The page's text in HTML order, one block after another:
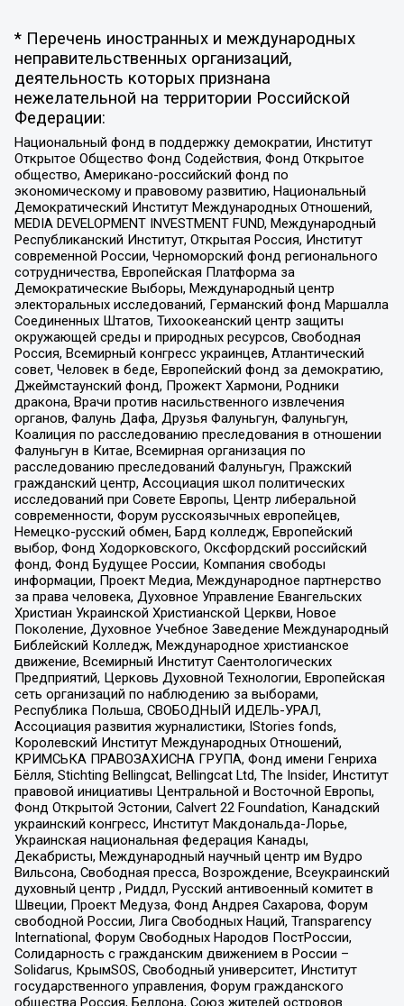
* Перечень иностранных и международных
неправительственных организаций,
деятельность которых признана
нежелательной на территории Российской
Федерации:
Национальный фонд в поддержку демократии, Институт
Открытое Общество Фонд Содействия, Фонд Открытое
общество, Американо-российский фонд по
экономическому и правовому развитию, Национальный
Демократический Институт Международных Отношений,
MEDIA DEVELOPMENT INVESTMENT FUND, Международный
Республиканский Институт, Открытая Россия, Институт
современной России, Черноморский фонд регионального
сотрудничества, Европейская Платформа за
Демократические Выборы, Международный центр
электоральных исследований, Германский фонд Маршалла
Соединенных Штатов, Тихоокеанский центр защиты
окружающей среды и природных ресурсов, Свободная
Россия, Всемирный конгресс украинцев, Атлантический
совет, Человек в беде, Европейский фонд за демократию,
Джеймстаунский фонд, Прожект Хармони, Родники
дракона, Врачи против насильственного извлечения
органов, Фалунь Дафа, Друзья Фалуньгун, Фалуньгун,
Коалиция по расследованию преследования в отношении
Фалуньгун в Китае, Всемирная организация по
расследованию преследований Фалуньгун, Пражский
гражданский центр, Ассоциация школ политических
исследований при Совете Европы, Центр либеральной
современности, Форум русскоязычных европейцев,
Немецко-русский обмен, Бард колледж, Европейский
выбор, Фонд Ходорковского, Оксфордский российский
фонд, Фонд Будущее России, Компания свободы
информации, Проект Медиа, Международное партнерство
за права человека, Духовное Управление Евангельских
Христиан Украинской Христианской Церкви, Новое
Поколение, Духовное Учебное Заведение Международный
Библейский Колледж, Международное христианское
движение, Всемирный Институт Саентологических
Предприятий, Церковь Духовной Технологии, Европейская
сеть организаций по наблюдению за выборами,
Республика Польша, СВОБОДНЫЙ ИДЕЛЬ-УРАЛ,
Ассоциация развития журналистики, IStories fonds,
Королевский Институт Международных Отношений,
КРИМСЬКА ПРАВОЗАХИСНА ГРУПА, Фонд имени Генриха
Бёлля, Stichting Bellingcat, Bellingcat Ltd, The Insider, Институт
правовой инициативы Центральной и Восточной Европы,
Фонд Открытой Эстонии, Calvert 22 Foundation, Канадский
украинский конгресс, Институт Макдональда-Лорье,
Украинская национальная федерация Канады,
Декабристы, Международный научный центр им Вудро
Вильсона, Свободная пресса, Возрождение, Всеукраинский
духовный центр , Риддл, Русский антивоенный комитет в
Швеции, Проект Медуза, Фонд Андрея Сахарова, Форум
свободной России, Лига Свободных Наций, Transparеncy
International, Форум Свободных Народов ПостРоссии,
Солидарность с гражданским движением в России –
Solidarus, КрымSOS, Свободный университет, Институт
государственного управления, Форум гражданского
общества Россия, Беллона, Союз жителей островов